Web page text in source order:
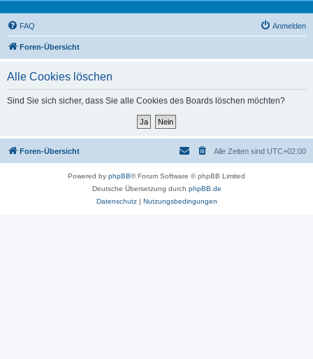
FAQ Anmelden
Foren-Übersicht
Alle Cookies löschen
Sind Sie sich sicher, dass Sie alle Cookies des Boards löschen möchten?
Foren-Übersicht Alle Zeiten sind UTC+02:00
Powered by phpBB® Forum Software © phpBB Limited
Deutsche Übersetzung durch phpBB.de
Datenschutz| Nutzungsbedingungen